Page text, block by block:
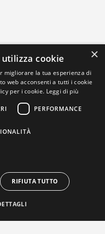
×
cookie
migliorare la tua esperienza di
web acconsenti a tutti i cookie
per i cookie. Leggi di più
PERFORMANCE
RIFIUTA TUTTO